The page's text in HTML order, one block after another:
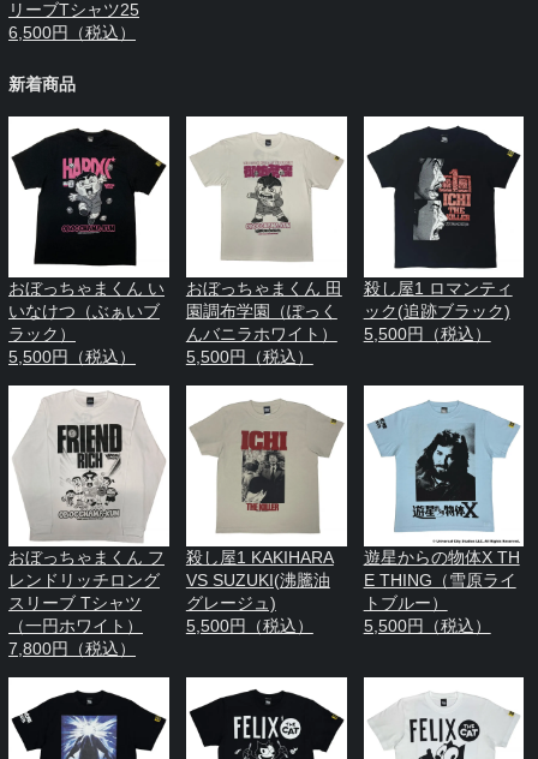
リーブTシャツ25
6,500円（税込）
新着商品
おぼっちゃまくん い
いなけつ（ぶぁいブ
ラック）
5,500円（税込）
おぼっちゃまくん 田
園調布学園（ぽっく
んバニラホワイト）
5,500円（税込）
殺し屋1 ロマンティ
ック(追跡ブラック)
5,500円（税込）
おぼっちゃまくん フ
レンドリッチロング
スリーブ Tシャツ
（一円ホワイト）
7,800円（税込）
殺し屋1 KAKIHARA
VS SUZUKI(沸騰油
グレージュ)
5,500円（税込）
遊星からの物体X TH
E THING（雪原ライ
トブルー）
5,500円（税込）